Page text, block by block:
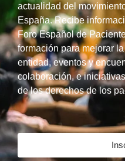
actualidad del
España. Recibe
Foro Español de
formación para mejorar
entidad, eventos y
colaboración, e
de los derechos de los